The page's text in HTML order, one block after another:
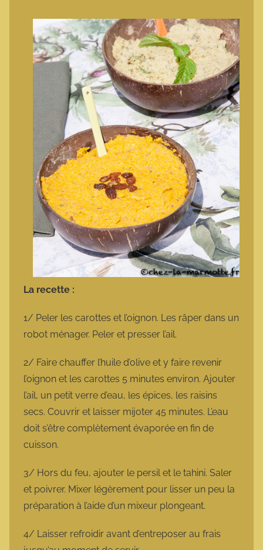
La recette :
1/ Peler les carottes et l’oignon. Les râper dans un
robot ménager. Peler et presser l’ail.
2/ Faire chauffer l’huile d’olive et y faire revenir
l’oignon et les carottes 5 minutes environ. Ajouter
l’ail, un petit verre d’eau, les épices, les raisins
secs. Couvrir et laisser mijoter 45 minutes. L’eau
doit s’être complètement évaporée en fin de
cuisson.
3/ Hors du feu, ajouter le persil et le tahini. Saler
et poivrer. Mixer légèrement pour lisser un peu la
préparation à l’aide d’un mixeur plongeant.
4/ Laisser refroidir avant d’entreposer au frais